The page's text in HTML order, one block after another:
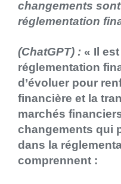
changements
réglementation
(ChatGPT) : « Il
réglementation
d’évoluer pour
financière et la
marchés
changements qui
dans la
comprennent :